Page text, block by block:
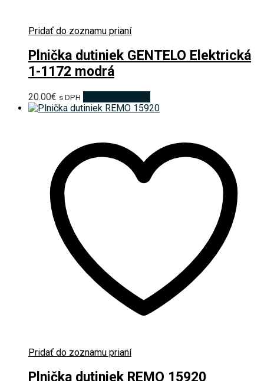
Pridať do zoznamu prianí
Plnička dutiniek GENTELO Elektrická
1-1172 modrá
20.00€ s DPH
Pridať do zoznamu prianí
Plnička dutiniek REMO 15920